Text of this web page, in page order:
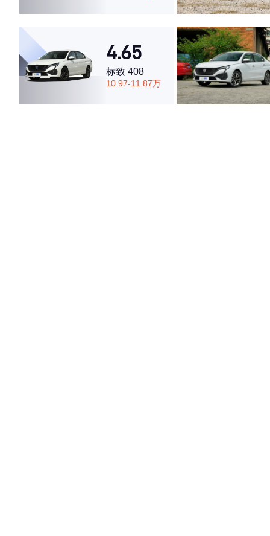
·外观表现一般，低于53%同级车
·内饰表现较为优秀，优于72%同级车
·空间表现较为优秀，优于79%同级车
4.65
标致 408
10.97-11.87万